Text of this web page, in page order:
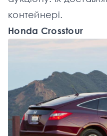
контейнері.
Honda Crosstour